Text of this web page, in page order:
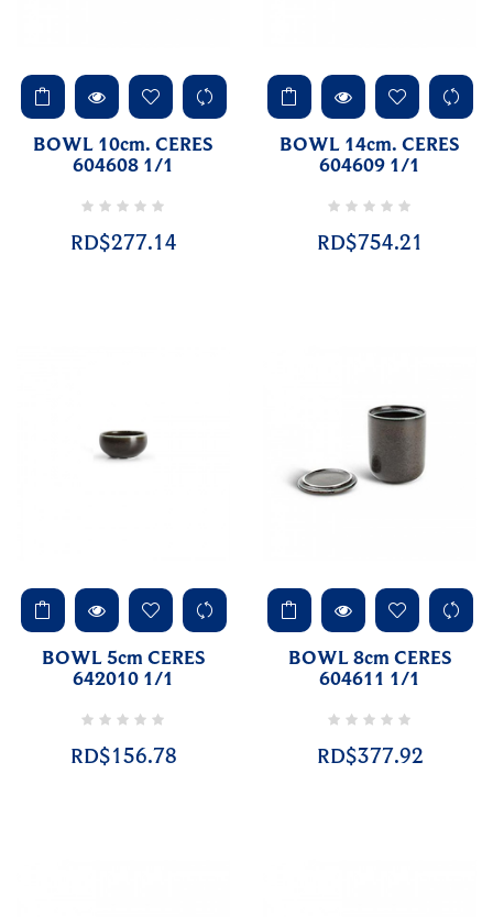
BOWL 10cm. CERES
604608 1/1
RD$277.14
BOWL 14cm. CERES
604609 1/1
RD$754.21
BOWL 5cm CERES
642010 1/1
RD$156.78
BOWL 8cm CERES
604611 1/1
RD$377.92